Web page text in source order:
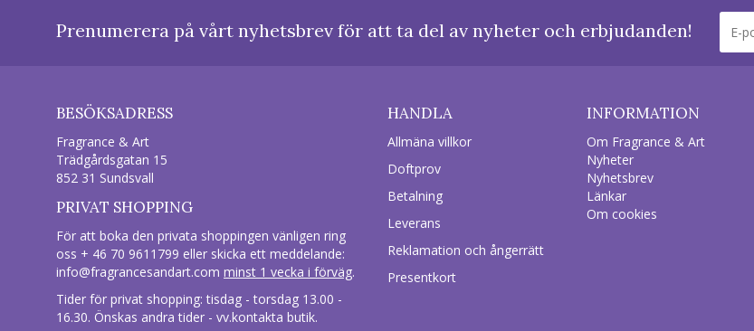
Prenumerera på vårt nyhetsbrev för att ta del av nyheter och erbjudanden!
BESÖKSADRESS
Fragrance & Art
Trädgårdsgatan 15
852 31 Sundsvall
PRIVAT SHOPPING
För att boka den privata shoppingen vänligen ring
oss + 46 70 9611799 eller skicka ett meddelande:
info@fragrancesandart.com minst 1 vecka i förväg.
Tider för privat shopping: tisdag - torsdag 13.00 -
16.30. Önskas andra tider - vv.kontakta butik.
HANDLA
Allmäna villkor
Doftprov
Betalning
Leverans
Reklamation och ångerrätt
Presentkort
INFORMATION
Om Fragrance & Art
Nyheter
Nyhetsbrev
Länkar
Om cookies